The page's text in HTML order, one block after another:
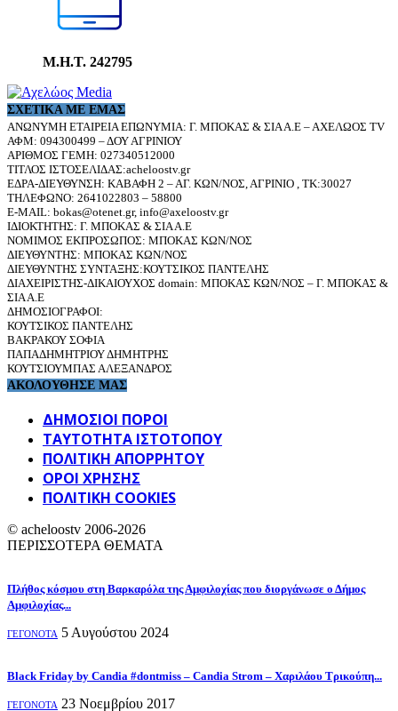
Μ.Η.Τ. 242795
ΣΧΕΤΙΚΆ ΜΕ ΕΜΆΣ
ΑΝΩΝΥΜΗ ΕΤΑΙΡΕΙΑ ΕΠΩΝΥΜΙΑ: Γ. ΜΠΟΚΑΣ & ΣΙΑ Α.Ε – ΑΧΕΛΩΟΣ TV
ΑΦΜ: 094300499 – ΔΟΥ ΑΓΡΙΝΙΟΥ
ΑΡΙΘΜΟΣ ΓΕΜΗ: 027340512000
ΤΙΤΛΟΣ ΙΣΤΟΣΕΛΙΔΑΣ:acheloostv.gr
ΕΔΡΑ-ΔΙΕΥΘΥΝΣΗ: ΚΑΒΑΦΗ 2 – ΑΓ. ΚΩΝ/ΝΟΣ, ΑΓΡΙΝΙΟ , ΤΚ:30027
ΤΗΛΕΦΩΝΟ: 2641022803 – 58800
E-MAIL: bokas@otenet.gr, info@axeloostv.gr
ΙΔΙΟΚΤΗΤΗΣ: Γ. ΜΠΟΚΑΣ & ΣΙΑ Α.Ε
ΝΟΜΙΜΟΣ ΕΚΠΡΟΣΩΠΟΣ: ΜΠΟΚΑΣ ΚΩΝ/ΝΟΣ
ΔΙΕΥΘΥΝΤΗΣ: ΜΠΟΚΑΣ ΚΩΝ/ΝΟΣ
ΔΙΕΥΘΥΝΤΗΣ ΣΥΝΤΑΞΗΣ:ΚΟΥΤΣΙΚΟΣ ΠΑΝΤΕΛΗΣ
ΔΙΑΧΕΙΡΙΣΤΗΣ-ΔΙΚΑΙΟΥΧΟΣ domain: ΜΠΟΚΑΣ ΚΩΝ/ΝΟΣ – Γ. ΜΠΟΚΑΣ &
ΣΙΑ Α.Ε
ΔΗΜΟΣΙΟΓΡΑΦΟΙ:
ΚΟΥΤΣΙΚΟΣ ΠΑΝΤΕΛΗΣ
ΒΑΚΡΑΚΟΥ ΣΟΦΙΑ
ΠΑΠΑΔΗΜΗΤΡΙΟΥ ΔΗΜΗΤΡΗΣ
ΚΟΥΤΣΙΟΥΜΠΑΣ ΑΛΕΞΑΝΔΡΟΣ
ΑΚΟΛΟΥΘΗΣΕ ΜΑΣ
ΔΗΜΟΣΙΟΙ ΠΟΡΟΙ
ΤΑΥΤΌΤΗΤΑ ΙΣΤΌΤΟΠΟΥ
ΠΟΛΙΤΙΚΉ ΑΠΟΡΡΉΤΟΥ
ΌΡΟΙ ΧΡΉΣΗΣ
ΠΟΛΙΤΙΚΗ COOKIES
© acheloostv 2006-2026
ΠΕΡΙΣΣΟΤΕΡΑ ΘΕΜΑΤΑ
Πλήθος κόσμου στη Βαρκαρόλα της Αμφιλοχίας που διοργάνωσε ο Δήμος
Αμφιλοχίας...
ΓΕΓΟΝΟΤΑ 5 Αυγούστου 2024
Black Friday by Candia #dontmiss – Candia Strom – Χαριλάου Τρικούπη...
ΓΕΓΟΝΟΤΑ 23 Νοεμβρίου 2017